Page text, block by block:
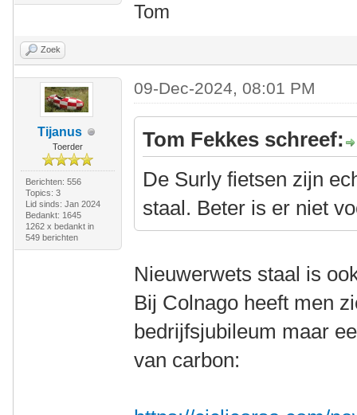
Tom
Zoek
Tijanus
Toerder
Berichten: 556
Topics: 3
Lid sinds: Jan 2024
Bedankt: 1645
1262 x bedankt in
549 berichten
09-Dec-2024, 08:01 PM
Tom Fekkes schreef:
De Surly fietsen zijn
staal. Beter is er niet
Nieuwerwets staal is
Bij Colnago heeft men
bedrijfsjubileum maar
van carbon: